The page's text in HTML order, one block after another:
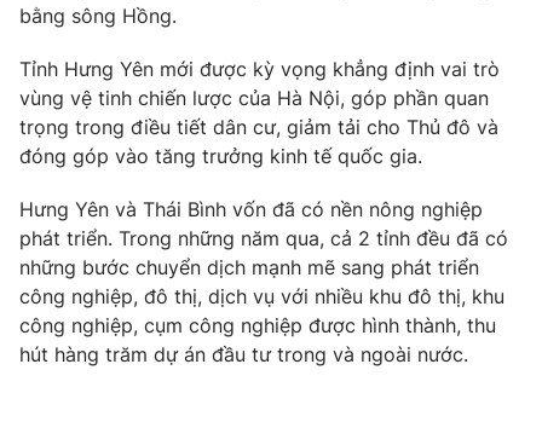
bằng sông Hồng.
Tỉnh Hưng Yên mới được kỳ vọng khẳng định vai trò
vùng vệ tinh chiến lược của Hà Nội, góp phần quan
trọng trong điều tiết dân cư, giảm tải cho Thủ đô và
đóng góp vào tăng trưởng kinh tế quốc gia.
Hưng Yên và Thái Bình vốn đã có nền nông nghiệp
phát triển. Trong những năm qua, cả 2 tỉnh đều đã có
những bước chuyển dịch mạnh mẽ sang phát triển
công nghiệp, đô thị, dịch vụ với nhiều khu đô thị, khu
công nghiệp, cụm công nghiệp được hình thành, thu
hút hàng trăm dự án đầu tư trong và ngoài nước.